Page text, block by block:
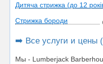
Дитяча стрижка (до 12
Стрижка бороди
➡️ Все услуги и цены
Мы - Lumberjack